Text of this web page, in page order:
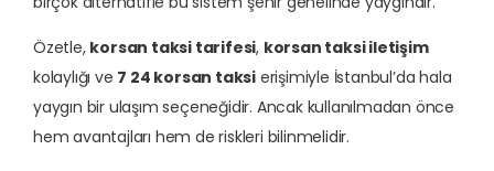
Özetle, korsan taksi tarifesi, korsan taksi iletişim
kolaylığı ve 7 24 korsan taksi erişimiyle İstanbul’da hala
yaygın bir ulaşım seçeneğidir. Ancak kullanılmadan önce
hem avantajları hem de riskleri bilinmelidir.